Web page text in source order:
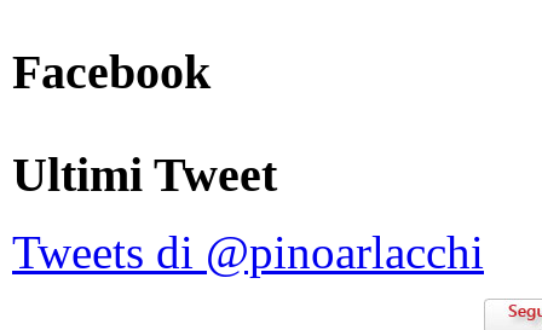
Facebook
Ultimi Tweet
Tweets di @pinoarlacchi